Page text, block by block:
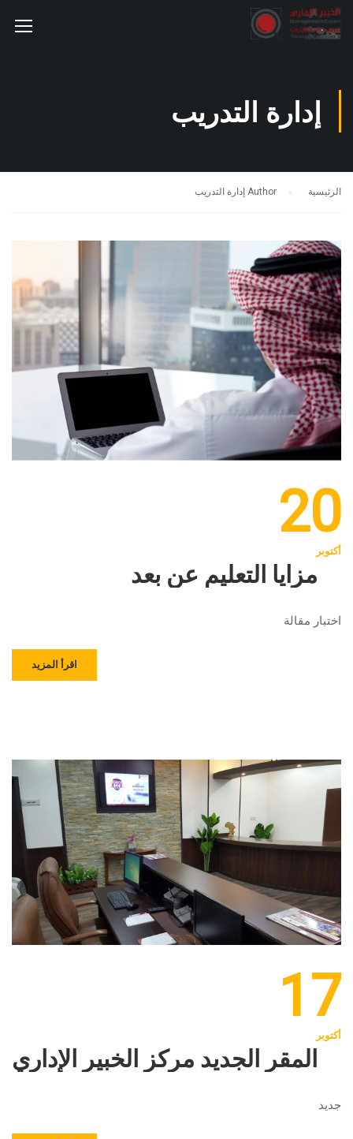
إدارة التدريب
الرئيسية Author إدارة التدريب
20
أكتوبر
مزايا التعليم عن بعد
اختبار مقالة
اقرأ المزيد
17
أكتوبر
المقر الجديد مركز الخبير الإداري
جديد